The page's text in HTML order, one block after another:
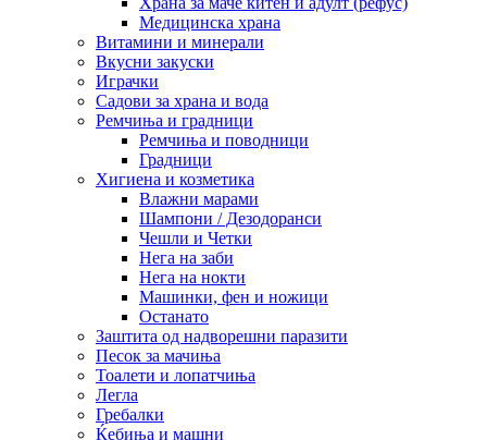
Медицинска храна
Витамини и минерали
Вкусни закуски
Играчки
Садови за храна и вода
Ремчиња и градници
Ремчиња и поводници
Градници
Хигиена и козметика
Влажни марами
Шампони / Дезодоранси
Чешли и Четки
Нега на заби
Нега на нокти
Машинки, фен и ножици
Останато
Заштита од надворешни паразити
Песок за мачиња
Тоалети и лопатчиња
Легла
Гребалки
Ќебиња и машни